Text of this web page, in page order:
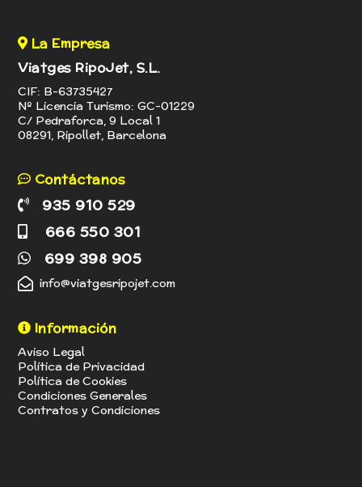
La Empresa
Viatges RipoJet, S.L.
CIF: B-63735427
Nº Licencia Turismo: GC-01229
C/ Pedraforca, 9 Local 1
08291, Ripollet, Barcelona
Contáctanos
935 910 529
666 550 301
699 398 905
info@viatgesripojet.com
Información
Aviso Legal
Política de Privacidad
Política de Cookies
Condiciones Generales
Contratos y Condiciones